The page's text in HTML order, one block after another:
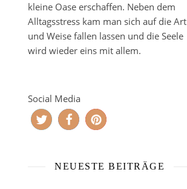
kleine Oase erschaffen. Neben dem
Alltagsstress kam man sich auf die Art
und Weise fallen lassen und die Seele
wird wieder eins mit allem.
Social Media
NEUESTE BEITRÄGE